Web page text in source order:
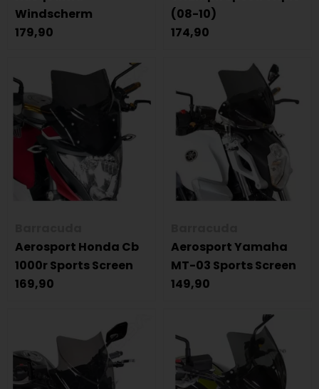
Windscherm
179,90
(08-10)
174,90
Aerosport Honda Cb
1000r Sports Screen
169,90
Aerosport Yamaha
MT-03 Sports Screen
149,90